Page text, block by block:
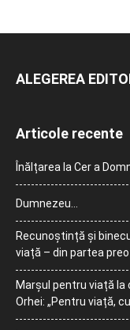
ALEGEREA
Articole recente
Înălțarea la Cer a
Dumnezeu…
Recunoștință și
viață – din partea
Marșul pentru viață la
Orhei: „Pentru viață,